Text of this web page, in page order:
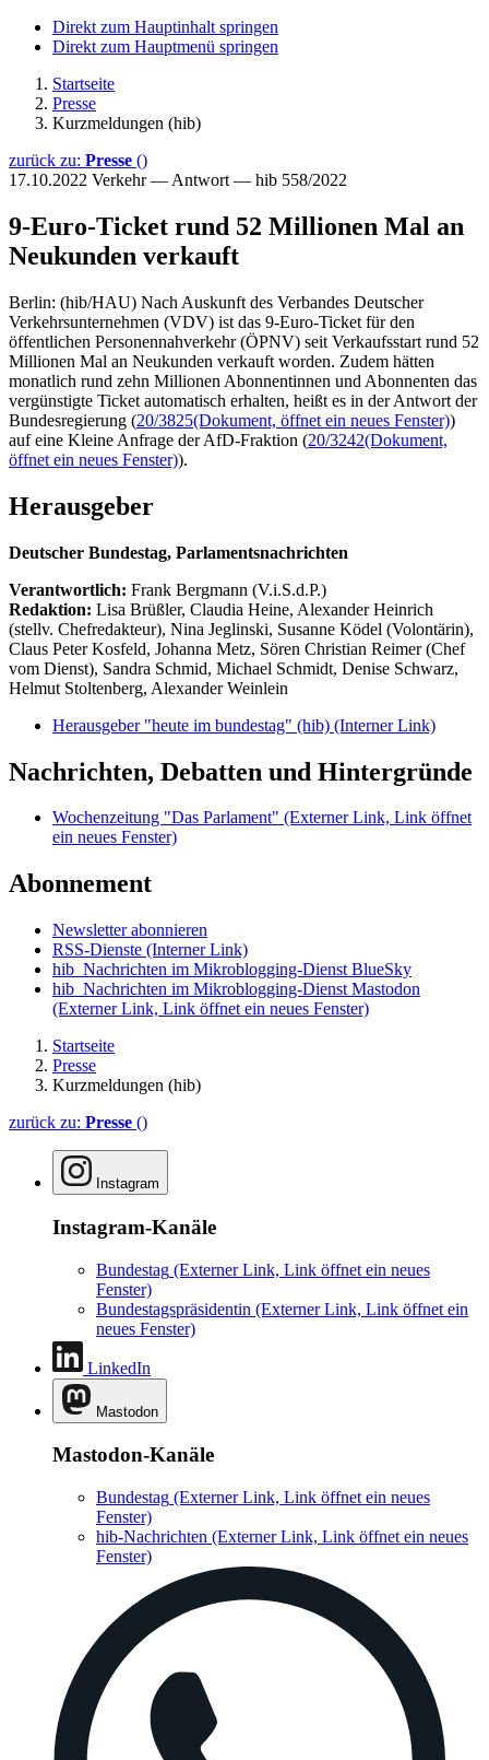
Direkt zum Hauptinhalt springen
Direkt zum Hauptmenü springen
Startseite
Presse
Kurzmeldungen (hib)
zurück zu: Presse ()
17.10.2022 Verkehr — Antwort — hib 558/2022
9-Euro-Ticket rund 52 Millionen Mal an
Neukunden verkauft
Berlin: (hib/HAU) Nach Auskunft des Verbandes Deutscher
Verkehrsunternehmen (VDV) ist das 9-Euro-Ticket für den
öffentlichen Personennahverkehr (ÖPNV) seit Verkaufsstart rund 52
Millionen Mal an Neukunden verkauft worden. Zudem hätten
monatlich rund zehn Millionen Abonnentinnen und Abonnenten das
vergünstigte Ticket automatisch erhalten, heißt es in der Antwort der
Bundesregierung (20/3825(Dokument, öffnet ein neues Fenster))
auf eine Kleine Anfrage der AfD-Fraktion (20/3242(Dokument,
öffnet ein neues Fenster)).
Herausgeber
Deutscher Bundestag, Parlamentsnachrichten
Verantwortlich: Frank Bergmann (V.i.S.d.P.)
Redaktion: Lisa Brüßler, Claudia Heine, Alexander Heinrich
(stellv. Chefredakteur), Nina Jeglinski, Susanne Ködel (Volontärin),
Claus Peter Kosfeld, Johanna Metz, Sören Christian Reimer (Chef
vom Dienst), Sandra Schmid, Michael Schmidt, Denise Schwarz,
Helmut Stoltenberg, Alexander Weinlein
Herausgeber "heute im bundestag" (hib) (Interner Link)
Nachrichten, Debatten und Hintergründe
Wochenzeitung "Das Parlament" (Externer Link, Link öffnet
ein neues Fenster)
Abonnement
Newsletter abonnieren
RSS-Dienste (Interner Link)
hib_Nachrichten im Mikroblogging-Dienst BlueSky
hib_Nachrichten im Mikroblogging-Dienst Mastodon
(Externer Link, Link öffnet ein neues Fenster)
Startseite
Presse
Kurzmeldungen (hib)
zurück zu: Presse ()
Instagram
Instagram-Kanäle
Bundestag (Externer Link, Link öffnet ein neues
Fenster)
Bundestagspräsidentin (Externer Link, Link öffnet ein
neues Fenster)
LinkedIn
Mastodon
Mastodon-Kanäle
Bundestag (Externer Link, Link öffnet ein neues
Fenster)
hib-Nachrichten (Externer Link, Link öffnet ein neues
Fenster)